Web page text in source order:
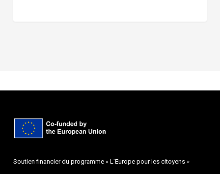
Soutien financier du programme « L'Europe pour les citoyens »